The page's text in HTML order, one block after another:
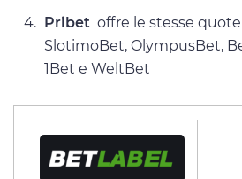
Pribet offre le stesse
SlotimoBet, OlympusBet,
1Bet e WeltBet